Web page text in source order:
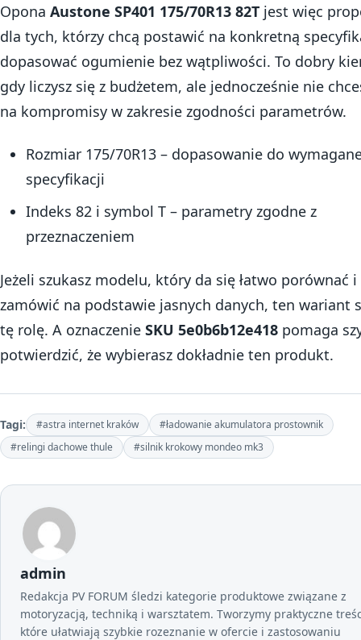
Opona Austone SP401 175/70R13 82T jest więc
dla tych, którzy chcą postawić na konkretną
dopasować ogumienie bez wątpliwości. To dobry
gdy liczysz się z budżetem, ale jednocześnie nie
na kompromisy w zakresie zgodności parametrów.
Rozmiar 175/70R13 – dopasowanie do
specyfikacji
Indeks 82 i symbol T – parametry zgodne z
przeznaczeniem
Jeżeli szukasz modelu, który da się łatwo porównać i
zamówić na podstawie jasnych danych, ten wariant
tę rolę. A oznaczenie SKU 5e0b6b12e418 pomaga
potwierdzić, że wybierasz dokładnie ten produkt.
Tagi: #astra internet kraków
#ładowanie akumulatora prostownik
#relingi dachowe thule
#silnik krokowy mondeo mk3
admin
Redakcja PV FORUM śledzi kategorie produktowe związane z
motoryzacją, techniką i warsztatem. Tworzymy praktyczne
które ułatwiają szybkie rozeznanie w ofercie i zastosowaniu